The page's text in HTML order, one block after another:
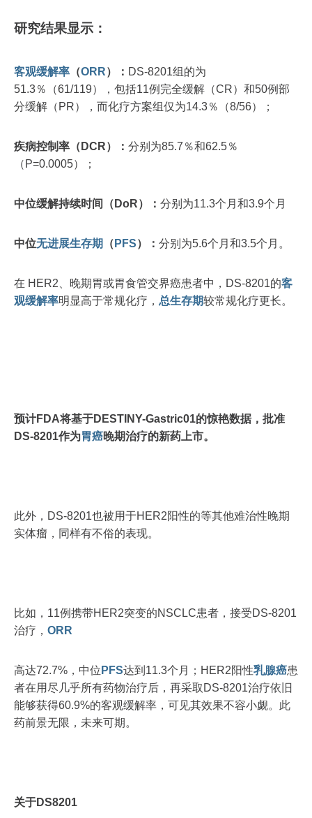
研究结果显示：
客观缓解率 （ORR）： DS-8201组的为
51.3％（61/119），包括11例完全缓解（CR）和50例部
分缓解（PR），而化疗方案组仅为14.3％（8/56）；
疾病控制率（DCR）： 分别为85.7％和62.5％
（P=0.0005）；
中位缓解持续时间（DoR）： 分别为11.3个月和3.9个月
中位无进展生存期 （ PFS）： 分别为5.6个月和3.5个月。
在 HER2、晚期胃或胃食管交界癌患者中，DS-8201的客
观缓解率明显高于常规化疗， 总生存期较常规化疗更长。
预计FDA将基于DESTINY-Gastric01的惊艳数据，批准
DS-8201作为胃癌晚期治疗的新药上市。
此外，DS-8201也被用于HER2阳性的等其他难治性晚期
实体瘤，同样有不俗的表现。
比如，11例携带HER2突变的NSCLC患者，接受DS-8201
治疗， ORR
高达72.7%，中位 PFS达到11.3个月；HER2阳性乳腺癌患
者在用尽几乎所有药物治疗后，再采取DS-8201治疗依旧
能够获得60.9%的客观缓解率，可见其效果不容小觑。此
药前景无限，未来可期。
关于DS8201